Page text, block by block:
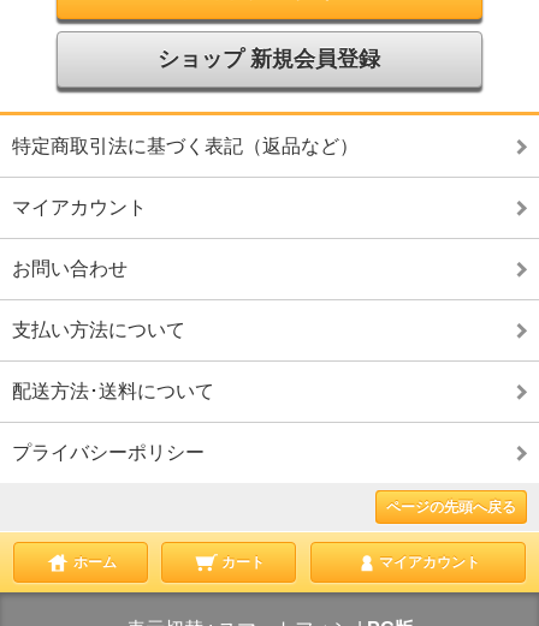
ショップ 新規会員登録
特定商取引法に基づく表記（返品など）
マイアカウント
お問い合わせ
支払い方法について
配送方法･送料について
プライバシーポリシー
ページの先頭へ戻る
ホーム カート マイアカウント